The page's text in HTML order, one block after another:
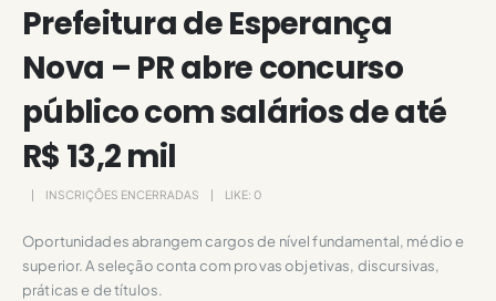
Prefeitura de Esperança
Nova – PR abre concurso
público com salários de até
R$ 13,2 mil
INSCRIÇÕES ENCERRADAS LIKE: 0
Oportunidades abrangem cargos de nível fundamental, médio e
superior. A seleção conta com provas objetivas, discursivas,
práticas e de títulos.